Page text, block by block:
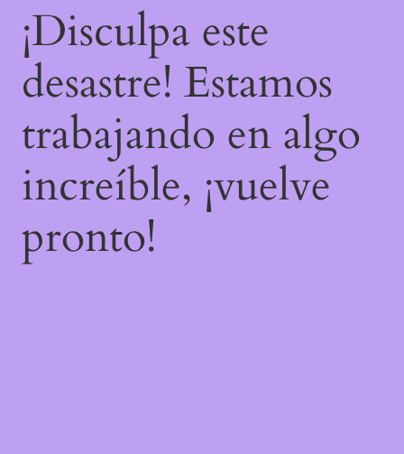
¡Disculpa este
desastre! Estamos
trabajando en algo
increíble, ¡vuelve
pronto!